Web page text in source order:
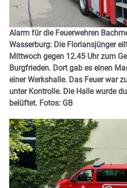
Alarm für die Feuerwehren
Wasserburg: Die Floriansjünger
Mittwoch gegen 12.45 Uhr zum
Burgfrieden. Dort gab es einen
einer Werkshalle. Das Feuer war
unter Kontrolle. Die Halle wurde
belüftet. Fotos: GB